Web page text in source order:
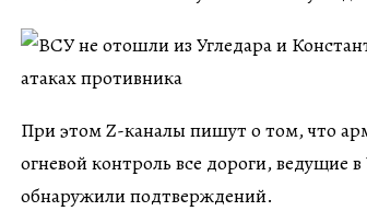
При этом Z-каналы пишут о том, что
огневой контроль все дороги, ведущие
обнаружили подтверждений.